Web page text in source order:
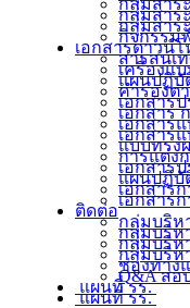
กลุ่มสาร
กลุ่มสาร
กลุ่มสาร
กิจกรรม
เอกสารดาวน์
สารสนเ
เครื่องแ
แผนปฏิบั
คำรองต่
เอกสาร
เอกสาร
เอกสาร
เอกสาร
แบบทรง
การแต่ง
เอกสาร
แผนปฏิบั
เอกสาร
เอกสาร
ติดต่อ
กลุ่มบริห
กลุ่มบริห
กลุ่มบริห
กลุ่มบริห
ช่องทาง
Q&A ส
แผนที่ รร.
แผนที่ รร.